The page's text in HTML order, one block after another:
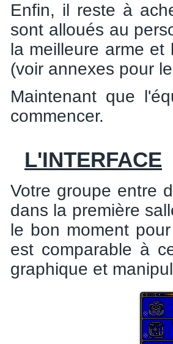
Enfin, il reste à
sont alloués au
la meilleure arme et
(voir annexes pour
Maintenant que
commencer.
L'INTERFACE
Votre groupe entre
dans la première
le bon moment
est comparable à
graphique et